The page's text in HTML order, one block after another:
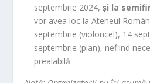
septembrie 2024,și la
vor avea loc la Ateneul
septembrie (violoncel), 14
septembrie (pian), nefiind
prealabilă.